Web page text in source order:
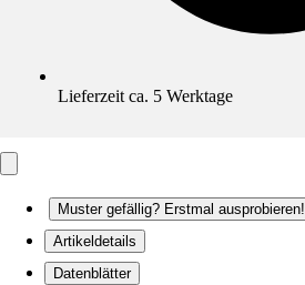
Lieferzeit ca. 5 Werktage
Muster gefällig? Erstmal ausprobieren!
Artikeldetails
Datenblätter